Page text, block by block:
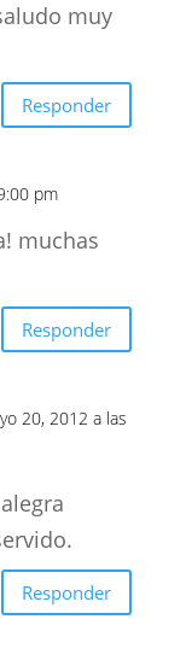
muy
Responder
pm
muchas
Responder
20, 2012 a las
Responder